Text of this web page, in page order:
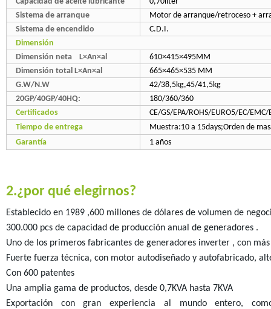
Sistema de arranque
Motor de arranque/retroceso +
Sistema de encendido
C.D.I.
Dimensión
Dimensión neta L×An×al
610×415×495MM
Dimensión total L×An×al
665×465×535 MM
G.W/N.W
42/38,5kg,45/41,5kg
20GP/40GP/40HQ:
180/360/360
Certificados
CE/GS/EPA/ROHS/EURO5/EC/EMC/
Tiempo de entrega
Muestra:10 a 15days;Orden de
Garantía
1 años
2.¿por qué elegirnos?
Establecido en 1989 ,600 millones de dólares de volumen de
300.000 pcs de capacidad de producción anual de generadores .
Uno de los primeros fabricantes de generadores inverter , con
Fuerte fuerza técnica, con motor autodiseñado y autofabricado,
Con 600 patentes
Una amplia gama de productos, desde 0,7KVA hasta 7KVA
Exportación con gran experiencia al mundo entero,